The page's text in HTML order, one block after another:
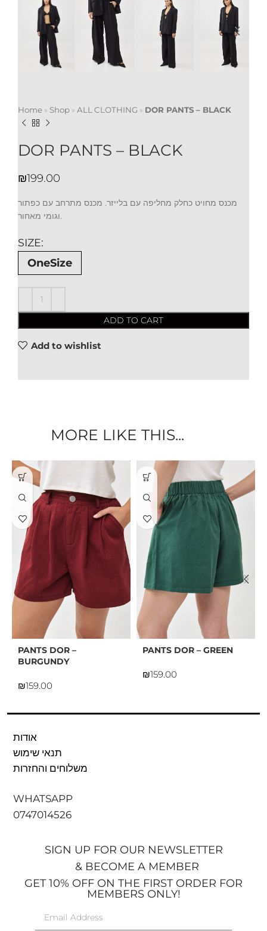
Home » Shop » ALL CLOTHING » DOR PANTS – BLACK
DOR PANTS – BLACK
₪
מכנס מחויט כחלק מחליפה עם בלייזר. מכנס מתרחב עם כפתור
וגומי מאחור.
SIZE
OneSize
ADD TO CART
Add to wishlist
MORE LIKE THIS...
PANTS DOR –
BURGUNDY
₪
PANTS DOR – GREEN
₪
אודות
תנאי שימוש
משלוחים והחזרות
WHATSAPP
0747014526
SIGN UP FOR OUR NEWSLETTER
& BECOME A MEMBER
GET 10% OFF ON THE FIRST ORDER FOR
MEMBERS ONLY!